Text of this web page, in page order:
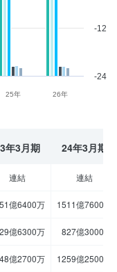
25年 26年
-24
-12
年3月期 24年3月期
連結 連結
億6400万 1511億7600万
億6300万 827億3000万
億2700万 1259億2500万